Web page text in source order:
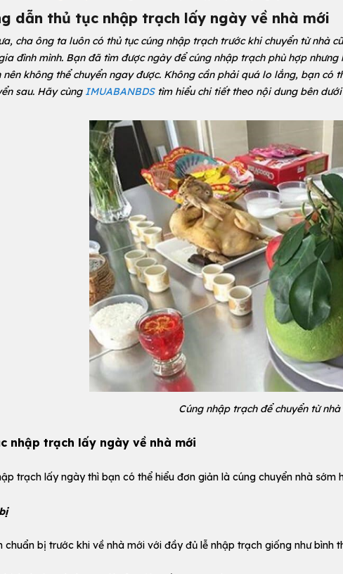
dẫn thủ tục nhập trạch lấy ngày về nhà mới
cha ông ta luôn có thủ tục cúng nhập trạch trước khi chuyển từ nhà
đình mình. Bạn đã tìm được ngày để cúng nhập trạch phù hợp
nên không thể chuyển ngay được. Không cần phải quá lo lắng, bạn có
sau. Hãy cùng IMUABANBDStìm hiểu chi tiết theo nội dung bên dưới
Cúng nhập trạch để chuyển từ
nhập trạch lấy ngày về nhà mới
trạch lấy ngày thì bạn có thể hiểu đơn giản là cúng chuyển nhà
chuẩn bị trước khi về nhà mới với đầy đủ lễ nhập trạch giống như bình